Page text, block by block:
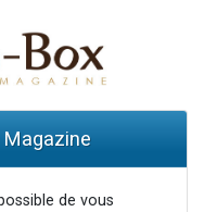
de vous